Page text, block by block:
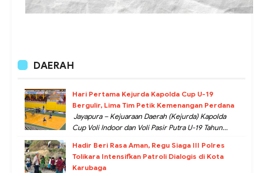
DAERAH
Hari Pertama Kejurda Kapolda Cup U-19
Bergulir, Lima Tim Petik Kemenangan Perdana
Jayapura – Kejuaraan Daerah (Kejurda) Kapolda
Cup Voli Indoor dan Voli Pasir Putra U-19 Tahun...
Hadir Beri Rasa Aman, Regu Siaga III Polres
Tolikara Intensifkan Patroli Dialogis di Kota
Karubaga